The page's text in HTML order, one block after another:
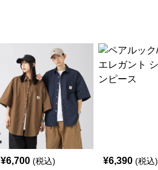
¥6,700 (税込) ¥6,390 (税込)